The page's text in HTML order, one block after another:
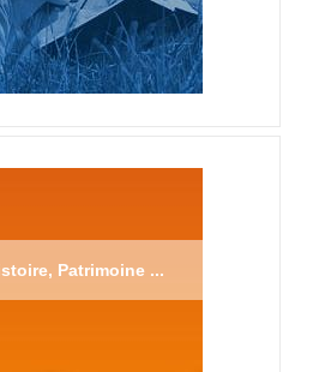
Patrimoine ...